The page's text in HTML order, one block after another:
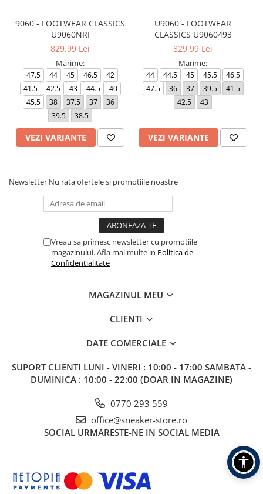
9060 - FOOTWEAR CLASSICS
U9060NRI
829,99 Lei
Marime:
47.5 44 45 46.5
42
41.5
42.5 43 44.5
40
45.5
38 37.5 37
36
39.5
38.5
VEZI VARIANTE
U9060 - FOOTWEAR
CLASSICS U9060493
829,99 Lei
Marime:
44 44.5 45 45.5
46.5
47.5
36 37 39.5
41.5
42.5
43
VEZI VARIANTE
Newsletter Nu rata ofertele si promotiile noastre
Vreau sa primesc newsletter cu promotiile
magazinului. Afla mai multe in Politica de
Confidentialitate
MAGAZINUL MEU
CLIENTI
DATE COMERCIALE
SUPORT CLIENTI LUNI - VINERI : 10:00 - 17:00 SAMBATA -
DUMINICA : 10:00 - 22:00 (DOAR IN MAGAZINE)
0770 293 559
office@sneaker-store.ro
SOCIAL URMARESTE-NE IN SOCIAL MEDIA